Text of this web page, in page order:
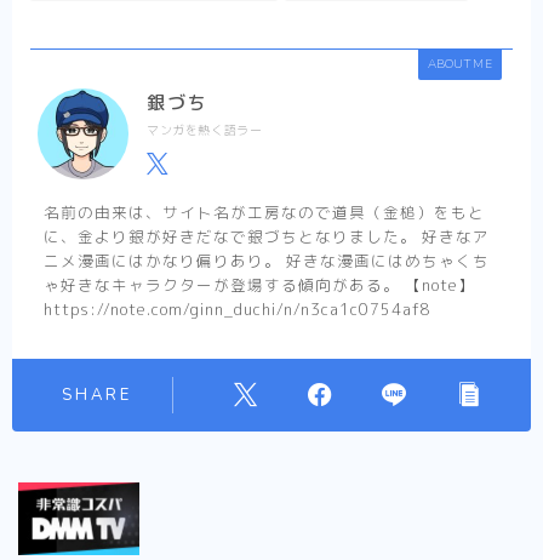
ABOUT ME
銀づち
マンガを熱く語ラー
名前の由来は、サイト名が工房なので道具（金槌）をもと
に、金より銀が好きだなで銀づちとなりました。 好きなア
ニメ漫画にはかなり偏りあり。 好きな漫画にはめちゃくち
ゃ好きなキャラクターが登場する傾向がある。 【note】
https://note.com/ginn_duchi/n/n3ca1c0754af8
SHARE